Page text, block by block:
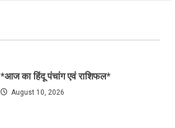
*आज का हिंदू पंचांग एवं राशिफल*
August 10, 2026